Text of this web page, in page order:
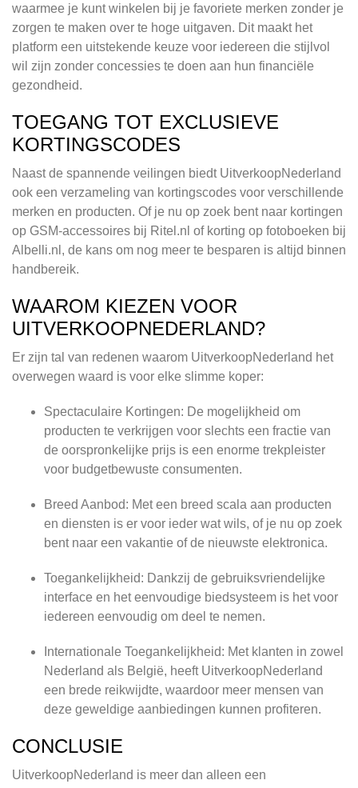
waarmee je kunt winkelen bij je favoriete merken zonder je
zorgen te maken over te hoge uitgaven. Dit maakt het
platform een uitstekende keuze voor iedereen die stijlvol
wil zijn zonder concessies te doen aan hun financiële
gezondheid.
TOEGANG TOT EXCLUSIEVE
KORTINGSCODES
Naast de spannende veilingen biedt UitverkoopNederland
ook een verzameling van kortingscodes voor verschillende
merken en producten. Of je nu op zoek bent naar kortingen
op GSM-accessoires bij Ritel.nl of korting op fotoboeken bij
Albelli.nl, de kans om nog meer te besparen is altijd binnen
handbereik.
WAAROM KIEZEN VOOR
UITVERKOOPNEDERLAND?
Er zijn tal van redenen waarom UitverkoopNederland het
overwegen waard is voor elke slimme koper:
Spectaculaire Kortingen: De mogelijkheid om
producten te verkrijgen voor slechts een fractie van
de oorspronkelijke prijs is een enorme trekpleister
voor budgetbewuste consumenten.
Breed Aanbod: Met een breed scala aan producten
en diensten is er voor ieder wat wils, of je nu op zoek
bent naar een vakantie of de nieuwste elektronica.
Toegankelijkheid: Dankzij de gebruiksvriendelijke
interface en het eenvoudige biedsysteem is het voor
iedereen eenvoudig om deel te nemen.
Internationale Toegankelijkheid: Met klanten in zowel
Nederland als België, heeft UitverkoopNederland
een brede reikwijdte, waardoor meer mensen van
deze geweldige aanbiedingen kunnen profiteren.
CONCLUSIE
UitverkoopNederland is meer dan alleen een